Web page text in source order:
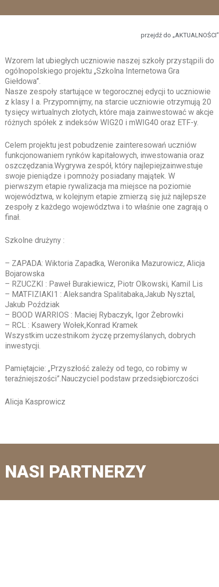
przejdź do „AKTUALNOŚCI”
Wzorem lat ubiegłych uczniowie naszej szkoły przystąpili do
ogólnopolskiego projektu „Szkolna Internetowa Gra
Giełdowa”.
Nasze zespoły startujące w tegorocznej edycji to uczniowie
z klasy I a. Przypomnijmy, na starcie uczniowie otrzymują 20
tysięcy wirtualnych złotych, które maja zainwestować w akcje
różnych spółek z indeksów WIG20 i mWIG40 oraz ETF-y.
Celem projektu jest pobudzenie zainteresowań uczniów
funkcjonowaniem rynków kapitałowych, inwestowania oraz
oszczędzania.Wygrywa zespół, który najlepiejzainwestuje
swoje pieniądze i pomnoży posiadany majątek. W
pierwszym etapie rywalizacja ma miejsce na poziomie
województwa, w kolejnym etapie zmierzą się już najlepsze
zespoły z każdego województwa i to właśnie one zagrają o
finał.
Szkolne drużyny :
– ZAPADA: Wiktoria Zapadka, Weronika Mazurowicz, Alicja
Bojarowska
– RZUCZKI : Paweł Burakiewicz, Piotr Olkowski, Kamil Lis
– MATFIZIAKI1 : Aleksandra Spalitabaka,Jakub Nysztal,
Jakub Poździak
– BOOD WARRIOS : Maciej Rybaczyk, Igor Żebrowki
– RCL : Ksawery Wołek,Konrad Kramek
Wszystkim uczestnikom życzę przemyślanych, dobrych
inwestycji.
Pamiętajcie: „Przyszłość zależy od tego, co robimy w
teraźniejszości”.Nauczyciel podstaw przedsiębiorczości
Alicja Kasprowicz
NASI PARTNERZY